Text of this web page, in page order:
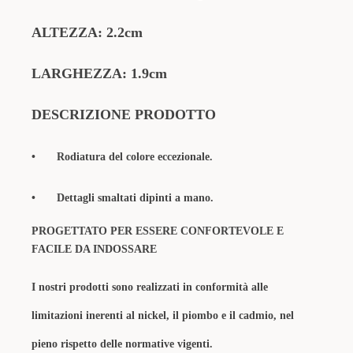
ALTEZZA: 2.2cm
LARGHEZZA: 1.9cm
DESCRIZIONE PRODOTTO
• Rodiatura del colore eccezionale.
• Dettagli smaltati dipinti a mano.
PROGETTATO PER ESSERE CONFORTEVOLE E
FACILE DA INDOSSARE
I nostri prodotti sono realizzati in conformità alle
limitazioni inerenti al nickel, il piombo e il cadmio, nel
pieno rispetto delle normative vigenti.